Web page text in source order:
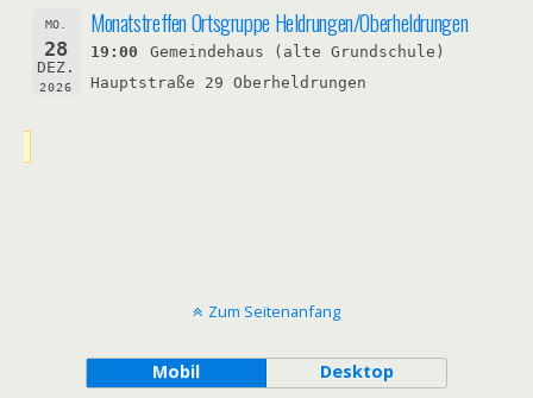
MO.
28
DEZ.
2026
Monatstreffen Ortsgruppe Heldrungen/Oberheldrungen
19:00
Gemeindehaus (alte Grundschule)
Hauptstraße 29 Oberheldrungen
Zum Seitenanfang
Mobil Desktop